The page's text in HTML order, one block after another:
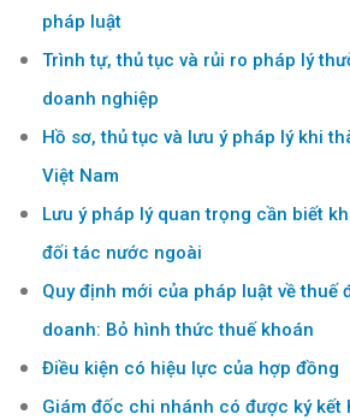
pháp luật
Trình tự, thủ tục và rủi ro pháp lý
doanh nghiệp
Hồ sơ, thủ tục và lưu ý pháp lý khi
Việt Nam
Lưu ý pháp lý quan trọng cần biết
đối tác nước ngoài
Quy định mới của pháp luật về thuế
doanh: Bỏ hình thức thuế khoán
Điều kiện có hiệu lực của hợp đồng
Giám đốc chi nhánh có được ký kết